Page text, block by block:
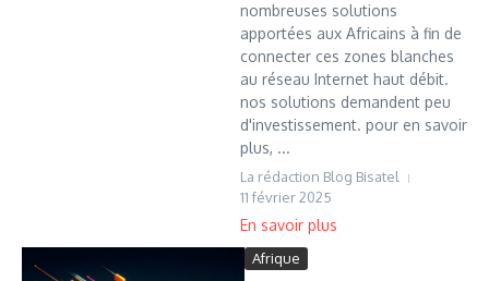
nombreuses solutions
apportées aux Africains à fin de
connecter ces zones blanches
au réseau Internet haut débit.
nos solutions demandent peu
d'investissement. pour en savoir
plus, ...
La rédaction Blog Bisatel
11 février 2025
Afrique